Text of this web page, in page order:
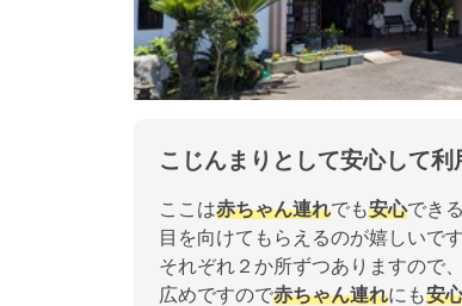
こじんまりとして安心して
ここは赤ちゃん連れでも安心でき
目を向けてもらえるのが嬉しいで
それぞれ２か所ずつありますので
広めですので赤ちゃん連れにも安